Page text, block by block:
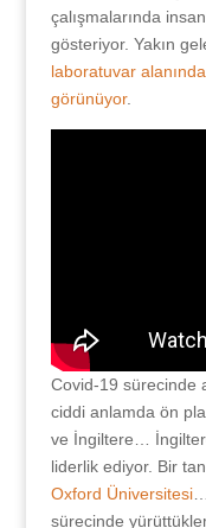
çalışmalarında
gösteriyor. Yakın
laboratuvar
görünüyor.
Covid-19 sürecinde
ciddi anlamda ön
ve İngiltere…
liderlik ediyor. Bir
Oxford Üniversitesi…
sürecinde